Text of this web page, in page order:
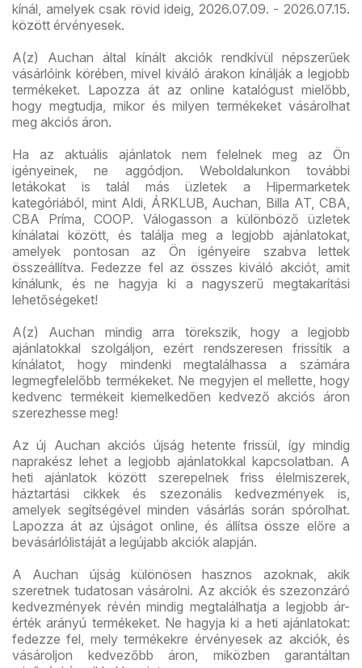
kínál, amelyek csak rövid ideig, 2026.07.09. - 2026.07.15.
között érvényesek.
A(z) Auchan által kínált akciók rendkívül népszerűek
vásárlóink körében, mivel kiváló árakon kínálják a legjobb
termékeket. Lapozza át az online katalógust mielőbb,
hogy megtudja, mikor és milyen termékeket vásárolhat
meg akciós áron.
Ha az aktuális ajánlatok nem felelnek meg az Ön
igényeinek, ne aggódjon. Weboldalunkon további
letákokat is talál más üzletek a Hipermarketek
kategóriából, mint Aldi, ÁRKLUB, Auchan, Billa AT, CBA,
CBA Príma, COOP. Válogasson a különböző üzletek
kínálatai között, és találja meg a legjobb ajánlatokat,
amelyek pontosan az Ön igényeire szabva lettek
összeállítva. Fedezze fel az összes kiváló akciót, amit
kínálunk, és ne hagyja ki a nagyszerű megtakarítási
lehetőségeket!
A(z) Auchan mindig arra törekszik, hogy a legjobb
ajánlatokkal szolgáljon, ezért rendszeresen frissítik a
kínálatot, hogy mindenki megtalálhassa a számára
legmegfelelőbb termékeket. Ne megyjen el mellette, hogy
kedvenc termékeit kiemelkedően kedvező akciós áron
szerezhesse meg!
Az új Auchan akciós újság hetente frissül, így mindig
naprakész lehet a legjobb ajánlatokkal kapcsolatban. A
heti ajánlatok között szerepelnek friss élelmiszerek,
háztartási cikkek és szezonális kedvezmények is,
amelyek segítségével minden vásárlás során spórolhat.
Lapozza át az újságot online, és állítsa össze előre a
bevásárlólistáját a legújabb akciók alapján.
A Auchan újság különösen hasznos azoknak, akik
szeretnek tudatosan vásárolni. Az akciók és szezonzáró
kedvezmények révén mindig megtalálhatja a legjobb ár-
érték arányú termékeket. Ne hagyja ki a heti ajánlatokat:
fedezze fel, mely termékekre érvényesek az akciók, és
vásároljon kedvezőbb áron, miközben garantáltan